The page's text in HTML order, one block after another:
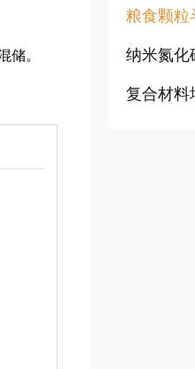
储。
纳米氮化
复合材料